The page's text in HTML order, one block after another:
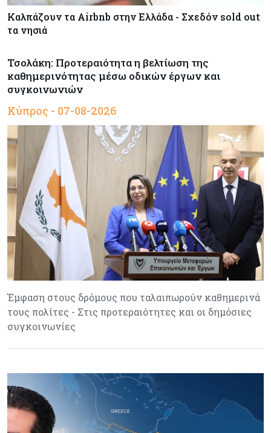
Καλπάζουν τα Airbnb στην Ελλάδα - Σχεδόν sold out
τα νησιά
Τσολάκη: Προτεραιότητα η βελτίωση της
καθημερινότητας μέσω οδικών έργων και
συγκοινωνιών
Κύπρος - 07-08-2026
Έμφαση στους δρόμους που ταλαιπωρούν καθημερινά
τους πολίτες - Στις προτεραιότητες και οι δημόσιες
συγκοινωνίες